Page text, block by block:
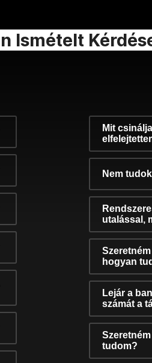
Ismételt
Mit
Nem
utalással,
hogyan
Lejár a
számát a
tudom?